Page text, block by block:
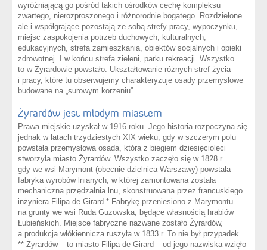
wyróżniającą go pośród takich ośrodków cechę kompleksu
zwartego, nierozproszonego i różnorodnie bogatego. Rozdzielone
ale i współgrające pozostają ze sobą strefy pracy, wypoczynku,
miejsc zaspokojenia potrzeb duchowych, kulturalnych,
edukacyjnych, strefa zamieszkania, obiektów socjalnych i opieki
zdrowotnej. I w końcu strefa zieleni, parku rekreacji. Wszystko
to w Żyrardowie powstało. Ukształtowanie różnych stref życia
i pracy, które tu obserwujemy charakteryzuje osady przemysłowe
budowane na „surowym korzeniu”.
Żyrardów jest młodym miastem
Prawa miejskie uzyskał w 1916 roku. Jego historia rozpoczyna się
jednak w latach trzydziestych XIX wieku, gdy w szczerym polu
powstała przemysłowa osada, która z biegiem dziesięcioleci
stworzyła miasto Żyrardów. Wszystko zaczęło się w 1828 r.
gdy we wsi Marymont (obecnie dzielnica Warszawy) powstała
fabryka wyrobów lnianych, w której zamontowana została
mechaniczna przędzalnia lnu, skonstruowana przez francuskiego
inżyniera Filipa de Girard.* Fabrykę przeniesiono z Marymontu
na grunty we wsi Ruda Guzowska, będące własnością hrabiów
Łubieńskich. Miejsce fabryczne nazwane zostało Żyrardów,
a produkcja włókiennicza ruszyła w 1833 r. To nie był przypadek.
** Żyrardów – to miasto Filipa de Girard – od jego nazwiska wzięło